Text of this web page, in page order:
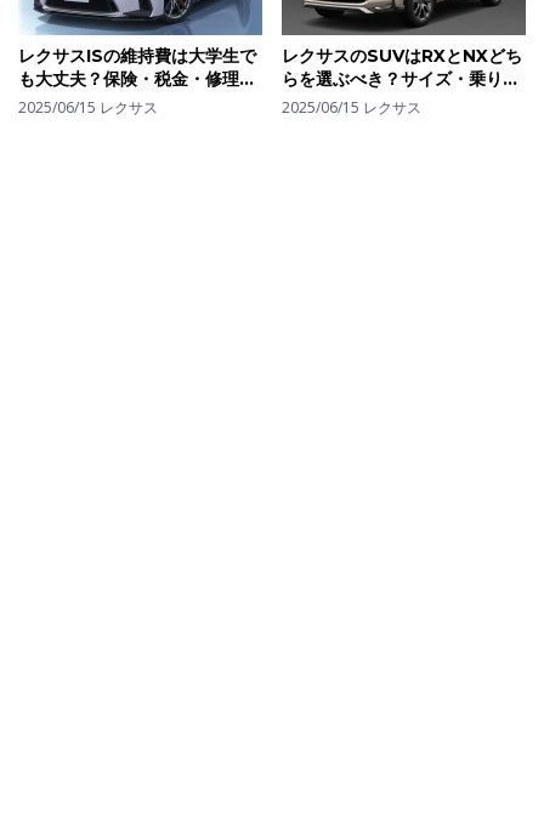
レクサスISの維持費は大学生で
も大丈夫？保険・税金・修理代
から"リアルな支出"を算出して
2025/06/15 レクサス
レクサスのSUVはRXとNXどち
らを選ぶべき？サイズ・乗り心
地・価格で見る選び方の決定版
2025/06/15 レクサス